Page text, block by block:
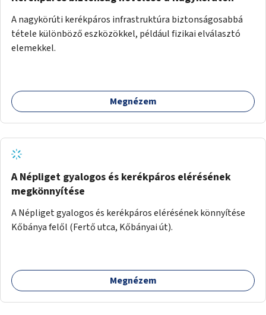
A nagykörúti kerékpáros infrastruktúra biztonságosabbá
tétele különböző eszközökkel, például fizikai elválasztó
elemekkel.
Megnézem
A Népliget gyalogos és kerékpáros elérésének
megkönnyítése
A Népliget gyalogos és kerékpáros elérésének könnyítése
Kőbánya felől (Fertő utca, Kőbányai út).
Megnézem